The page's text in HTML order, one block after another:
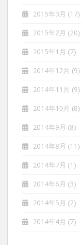
2015年3月 (17)
2015年2月 (20)
2015年1月 (7)
2014年12月 (9)
2014年11月 (9)
2014年10月 (8)
2014年9月 (8)
2014年8月 (11)
2014年7月 (1)
2014年6月 (3)
2014年5月 (2)
2014年4月 (7)